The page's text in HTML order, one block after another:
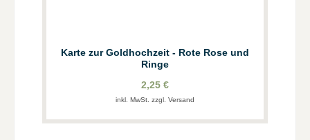
Karte zur Goldhochzeit - Rote Rose und
Ringe
2,25 €
inkl. MwSt. zzgl. Versand